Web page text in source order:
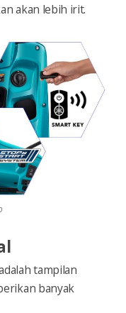
akan lebih irit.
tampilan
banyak